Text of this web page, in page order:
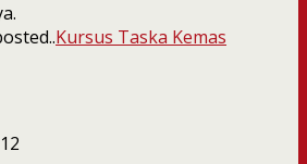
Kursus Taska Kemas